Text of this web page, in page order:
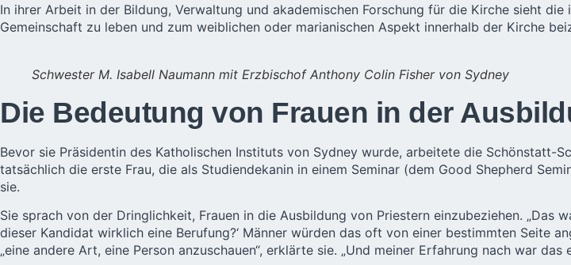
In ihrer Arbeit in der Bildung, Verwaltung und akademischen Forschung für die Kirche sieht
Gemeinschaft zu leben und zum weiblichen oder marianischen Aspekt innerhalb der Kirche
Schwester M. Isabell Naumann mit Erzbischof Anthony Colin Fisher von Sydney
Die Bedeutung von Frauen in der
Bevor sie Präsidentin des Katholischen Instituts von Sydney wurde, arbeitete die Schönstatt-
tatsächlich die erste Frau, die als Studiendekanin in einem Seminar (dem Good Shepherd
sie.
Sie sprach von der Dringlichkeit, Frauen in die Ausbildung von Priestern einzubeziehen. „Das
dieser Kandidat wirklich eine Berufung?‘ Männer würden das oft von einer bestimmten Seite
„eine andere Art, eine Person anzuschauen“, erklärte sie. „Und meiner Erfahrung nach war